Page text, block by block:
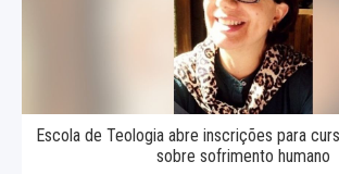
Escola de Teologia abre inscrições para
sobre sofrimento humano